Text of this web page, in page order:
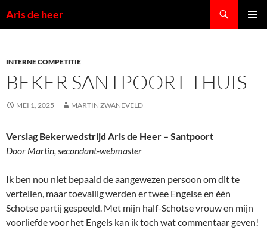
naar
Aris de heer
INTERNE COMPETITIE
BEKER SANTPOORT THUIS
MEI 1, 2025 MARTIN ZWANEVELD
Verslag Bekerwedstrijd Aris de Heer – Santpoort
Door Martin, secondant-webmaster
Ik ben nou niet bepaald de aangewezen persoon om dit te
vertellen, maar toevallig werden er twee Engelse en één
Schotse partij gespeeld. Met mijn half-Schotse vrouw en mijn
voorliefde voor het Engels kan ik toch wat commentaar geven!